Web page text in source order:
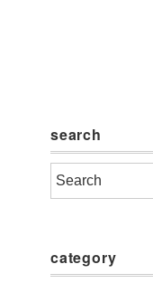
search
category